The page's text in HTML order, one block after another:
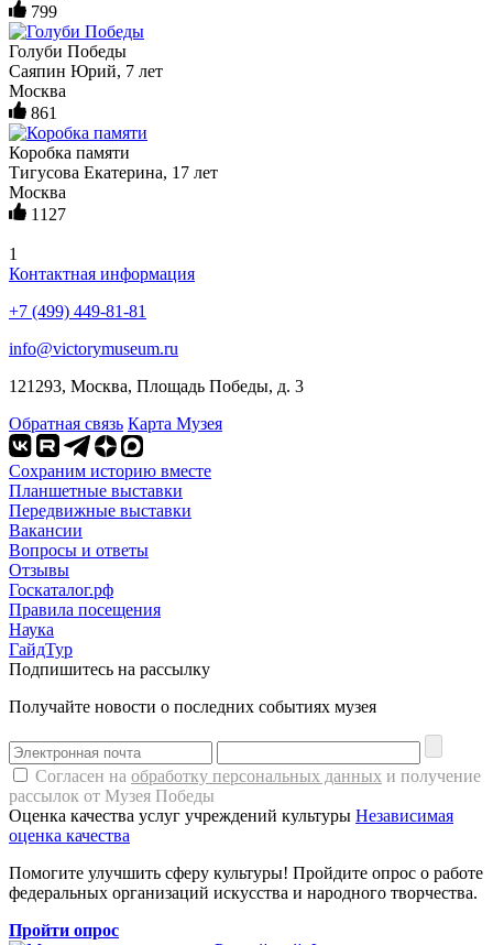
799
Голуби Победы
Саяпин Юрий, 7 лет
Москва
861
Коробка памяти
Тигусова Екатерина, 17 лет
Москва
1127
1
Контактная информация
+7 (499) 449-81-81
info@victorymuseum.ru
121293, Москва, Площадь Победы, д. 3
Обратная связь Карта Музея
Сохраним историю вместе
Планшетные выставки
Передвижные выставки
Вакансии
Вопросы и ответы
Отзывы
Госкаталог.рф
Правила посещения
Наука
ГайдТур
Подпишитесь на рассылку
Получайте новости о последних событиях музея
Согласен на обработку персональных данных и получение
рассылок от Музея Победы
Оценка качества услуг учреждений культуры Независимая
оценка качества
Помогите улучшить сферу культуры! Пройдите опрос о работе
федеральных организаций искусства и народного творчества.
Пройти опрос